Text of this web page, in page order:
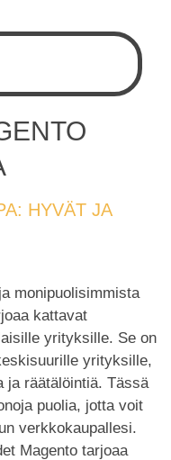
HYVÄT JA
monipuolisimmista
kattavat
yrityksille. Se on
yrityksille,
ja räätälöintiä. Tässä
puolia, jotta voit
verkkokaupallesi.
Magento tarjoaa